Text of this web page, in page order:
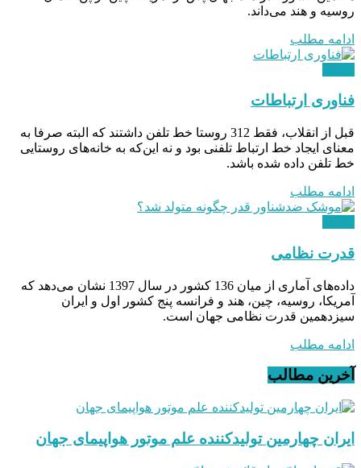
روسیه و هند می‌داند.
ادامه مطلب
فناوری ارتباطات
قبل از انقلاب، فقط 312 روستا خط تلفن داشتند که البته صرفا به
معنای ایجاد خط ارتباط تلفنی بود و نه این‌که به خانه‌های روستایی
خط تلفن داده شده باشد.
ادامه مطلب
قدرت نظامی
داده‌های آماری از میان 136 کشور در سال 1397 نشان می‌دهد که
آمریکا، روسیه، چین، هند و فرانسه پنج‌ کشور اول و ایران
سیزدهمین قدرت نظامی جهان است.
ادامه مطلب
آخرین مطالب
ایران چهارمین تولیدکننده علم موتور هواپیمای جهان